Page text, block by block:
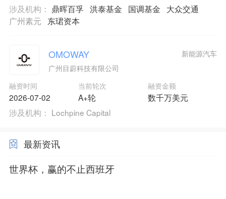
涉及机构： 鼎晖百孚 洪泰基金 国调基金
大众交通
广州素元
东珺资本
OMOWAY
广州目蔚科技有限公司
融资时间
2026-07-02
当前轮次
A+轮
融资金额
数千万美元
新能源汽车
涉及机构： Lochpine Capital
最新资讯
世界杯，赢的不止西班牙